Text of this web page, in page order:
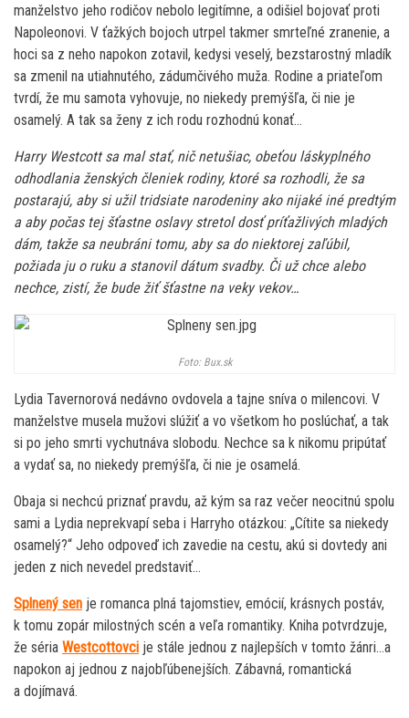
manželstvo jeho rodičov nebolo legitímne, a odišiel bojovať proti
Napoleonovi. V ťažkých bojoch utrpel takmer smrteľné zranenie, a
hoci sa z neho napokon zotavil, kedysi veselý, bezstarostný mladík
sa zmenil na utiahnutého, zádumčivého muža. Rodine a priateľom
tvrdí, že mu samota vyhovuje, no niekedy premýšľa, či nie je
osamelý. A tak sa ženy z ich rodu rozhodnú konať…
Harry Westcott sa mal stať, nič netušiac, obeťou láskyplného
odhodlania ženských členiek rodiny, ktoré sa rozhodli, že sa
postarajú, aby si užil tridsiate narodeniny ako nijaké iné predtým
a aby počas tej šťastne oslavy stretol dosť príťažlivých mladých
dám, takže sa neubráni tomu, aby sa do niektorej zaľúbil,
požiada ju o ruku a stanovil dátum svadby. Či už chce alebo
nechce, zistí, že bude žiť šťastne na veky vekov…
Foto: Bux.sk
Lydia Tavernorová nedávno ovdovela a tajne sníva o milencovi. V
manželstve musela mužovi slúžiť a vo všetkom ho poslúchať, a tak
si po jeho smrti vychutnáva slobodu. Nechce sa k nikomu pripútať
a vydať sa, no niekedy premýšľa, či nie je osamelá.
Obaja si nechcú priznať pravdu, až kým sa raz večer neocitnú spolu
sami a Lydia neprekvapí seba i Harryho otázkou: „Cítite sa niekedy
osamelý?“ Jeho odpoveď ich zavedie na cestu, akú si dovtedy ani
jeden z nich nevedel predstaviť…
Splnený sen je romanca plná tajomstiev, emócií, krásnych postáv,
k tomu zopár milostných scén a veľa romantiky. Kniha potvrdzuje,
že séria Westcottovci je stále jednou z najlepších v tomto žánri…a
napokon aj jednou z najobľúbenejších. Zábavná, romantická
a dojímavá.